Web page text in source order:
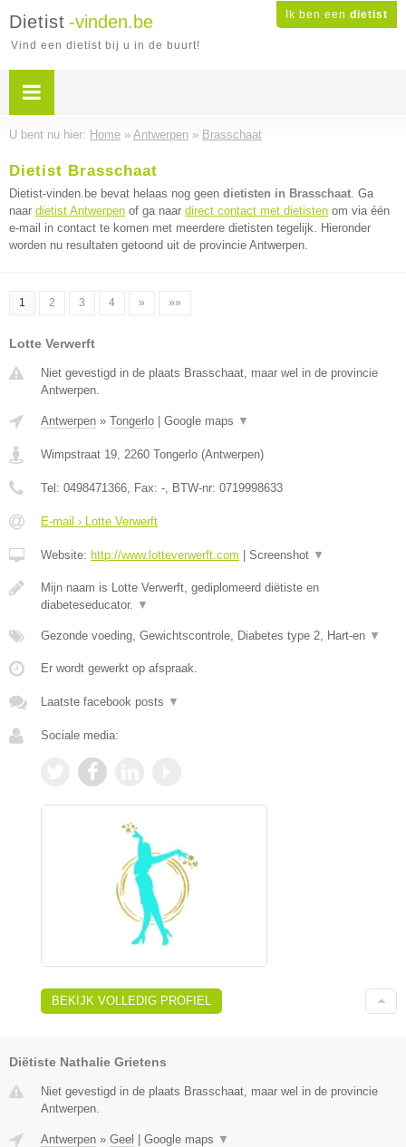
Ik ben een dietist
Dietist -vinden.be
Vind een dietist bij u in de buurt!
U bent nu hier: Home » Antwerpen » Brasschaat
Dietist Brasschaat
Dietist-vinden.be bevat helaas nog geen dietisten in Brasschaat. Ga
naar dietist Antwerpen of ga naar direct contact met dietisten om via één
e-mail in contact te komen met meerdere dietisten tegelijk. Hieronder
worden nu resultaten getoond uit de provincie Antwerpen.
1 2 3 4 » »»
Lotte Verwerft
Niet gevestigd in de plaats Brasschaat, maar wel in de provincie
Antwerpen.
Antwerpen » Tongerlo Google maps ▼
Wimpstraat 19, 2260 Tongerlo (Antwerpen)
Tel: 0498471366, Fax: -, BTW-nr: 0719998633
E-mail › Lotte Verwerft
Website: http://www.lotteverwerft.com Screenshot ▼
Mijn naam is Lotte Verwerft, gediplomeerd diëtiste en
diabeteseducator. ▼
Gezonde voeding, Gewichtscontrole, Diabetes type 2, Hart-en ▼
Er wordt gewerkt op afspraak.
Laatste facebook posts ▼
Sociale media:
BEKIJK VOLLEDIG PROFIEL
Diëtiste Nathalie Grietens
Niet gevestigd in de plaats Brasschaat, maar wel in de provincie
Antwerpen.
Antwerpen » Geel | Google maps ▼